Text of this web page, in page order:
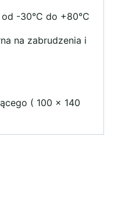
od -30°C do +80°C
na zabrudzenia i
( 100 x 140